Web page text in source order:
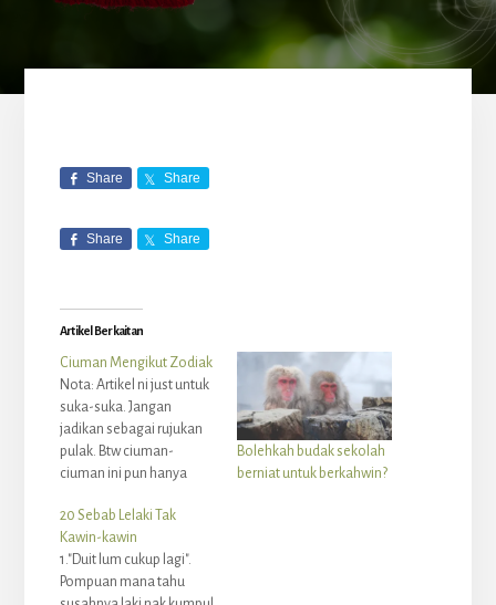
Share Share
Share Share
Artikel Berkaitan
Ciuman Mengikut Zodiak
Nota: Artikel ni just untuk
suka-suka. Jangan
jadikan sebagai rujukan
pulak. Btw ciuman-
ciuman ini pun hanya
mereka yang dah
berkahwin hokey. Yang
belum kahwin tu, no, no,
no. [-x Aquarius Sesuai
Bolehkah budak sekolah
berniat untuk berkahwin?
20 Sebab Lelaki Tak
Kawin-kawin
1."Duit lum cukup lagi".
Pompuan mana tahu
Powered by Kit